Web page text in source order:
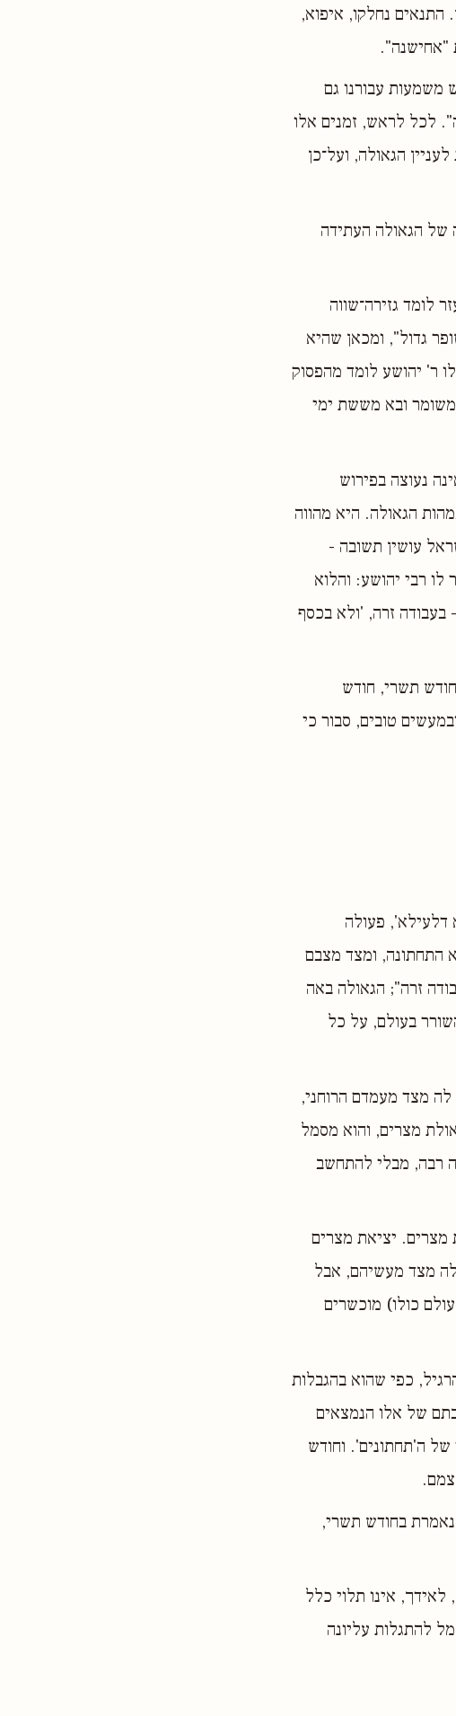
התנאים נחלקו, איפוא,
"אחישנה".
משמעות עבורנו גם
לכל לראש, זמנים אלו
הגאולה, ועל־כן
של הגאולה העתידה
לומד גזירה־שווה
גדול", ומכאן שהיא
ר' יהושע לומד מהפסוק
ובא מששת ימי
נעוצה בפירוש
הגאולה. היא מהווה
עושין תשובה -
רבי יהושע: והלוא
זרה, 'ולא בכסף
תשרי, חודש
טובים, סבור כי
דלעילא', פעולה
התחתונה, ומצד מצבם
זרה"; הגאולה באה
בעולם, על כל
מצד מעמדם הרוחני,
מצרים, והוא מסמל
רבה, מבלי להתחשב
מצרים. יציאת מצרים
מצד מעשיהם, אבל
כולו) מוכשרים
כפי שהוא בהגבלות
של אלו הנמצאים
ה'תחתונים'. וחודש
בחודש תשרי,
אינו תלוי כלל
להתגלות עליונה